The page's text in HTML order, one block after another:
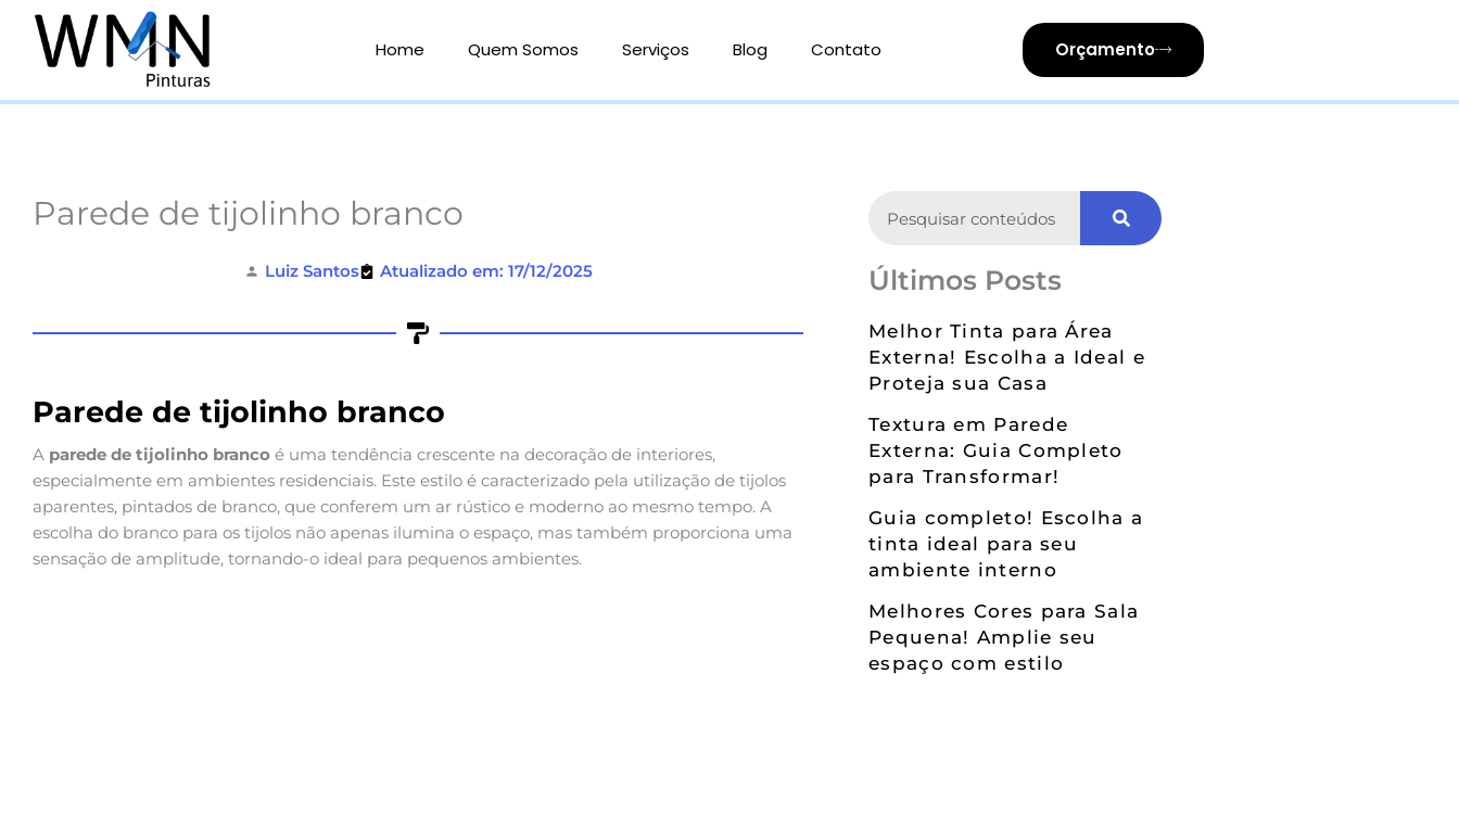
Home Quem Somos Serviços Blog Contato Orçamento
Parede de tijolinho branco
Luiz Santos Atualizado em: 17/12/2025
Parede de tijolinho branco
A parede de tijolinho branco é uma tendência crescente na decoração de interiores,
especialmente em ambientes residenciais. Este estilo é caracterizado pela utilização de tijolos
aparentes, pintados de branco, que conferem um ar rústico e moderno ao mesmo tempo. A
escolha do branco para os tijolos não apenas ilumina o espaço, mas também proporciona uma
sensação de amplitude, tornando-o ideal para pequenos ambientes.
Últimos Posts
Melhor Tinta para Área
Externa! Escolha a Ideal e
Proteja sua Casa
Textura em Parede
Externa: Guia Completo
para Transformar!
Guia completo! Escolha a
tinta ideal para seu
ambiente interno
Melhores Cores para Sala
Pequena! Amplie seu
espaço com estilo